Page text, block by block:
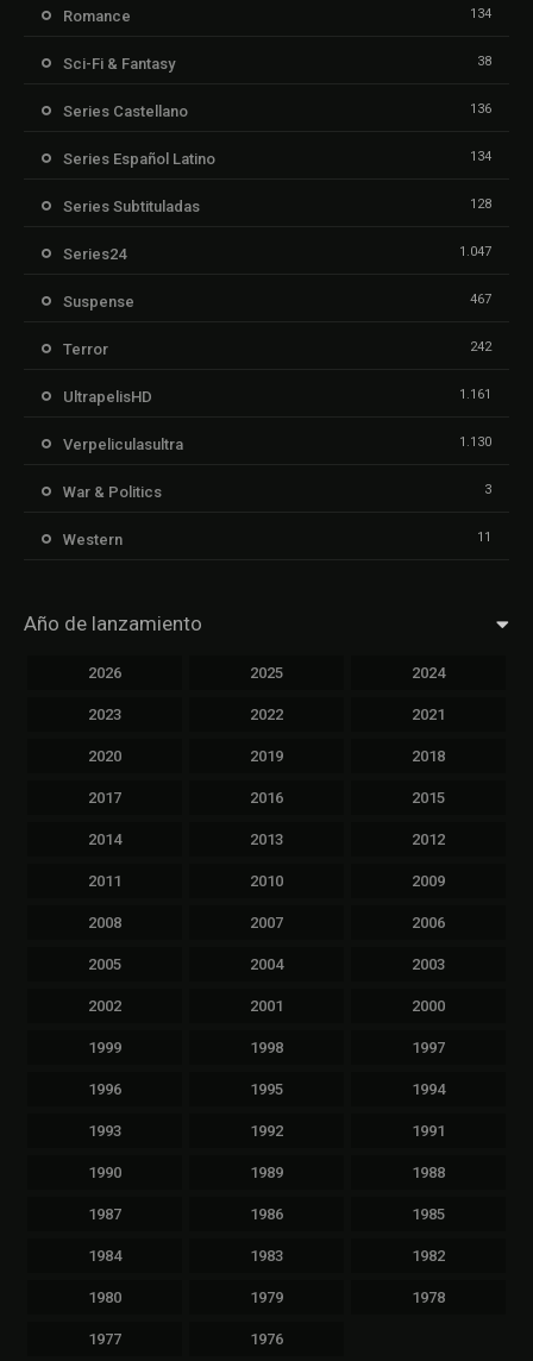
Romance 134
Sci-Fi & Fantasy 38
Series Castellano 136
Series Español Latino 134
Series Subtituladas 128
Series24 1.047
Suspense 467
Terror 242
UltrapelisHD 1.161
Verpeliculasultra 1.130
War & Politics 3
Western 11
Año de lanzamiento
2026 2025 2024
2023 2022 2021
2020 2019 2018
2017 2016 2015
2014 2013 2012
2011 2010 2009
2008 2007 2006
2005 2004 2003
2002 2001 2000
1999 1998 1997
1996 1995 1994
1993 1992 1991
1990 1989 1988
1987 1986 1985
1984 1983 1982
1980 1979 1978
1977 1976